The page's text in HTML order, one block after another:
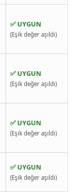
✅ UYGUN
(Eşik değer aşıldı)
✅ UYGUN
(Eşik değer aşıldı)
✅ UYGUN
(Eşik değer aşıldı)
✅ UYGUN
(Eşik değer aşıldı)